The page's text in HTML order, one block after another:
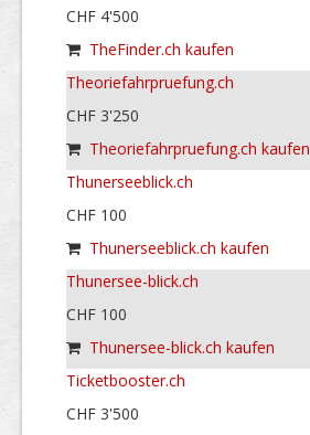
CHF 4'500
TheFinder.ch kaufen
Theoriefahrpruefung.ch
CHF 3'250
Theoriefahrpruefung.ch kaufen
Thunerseeblick.ch
CHF 100
Thunerseeblick.ch kaufen
Thunersee-blick.ch
CHF 100
Thunersee-blick.ch kaufen
Ticketbooster.ch
CHF 3'500